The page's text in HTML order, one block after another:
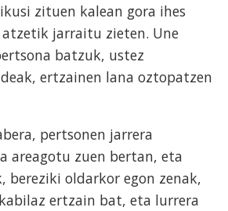
zituen kalean gora ihes
jarraitu zieten. Une
batzuk, ustez
ertzainen lana oztopatzen
pertsonen jarrera
areagotu zuen bertan, eta
bereziki oldarkor egon zenak,
ertzain bat, eta lurrera